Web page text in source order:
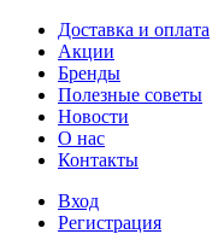
Доставка и оплата
Акции
Бренды
Полезные советы
Новости
О нас
Контакты
Вход
Регистрация